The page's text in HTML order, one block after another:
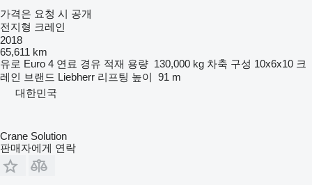
가격은 요청 시 공개
전지형 크레인
2018
65,611 km
유로 Euro 4 연료 경유 적재 용량 130,000 kg 차축 구성 10x6x10 크
레인 브랜드 Liebherr 리프팅 높이 91 m
대한민국
Crane Solution
판매자에게 연락